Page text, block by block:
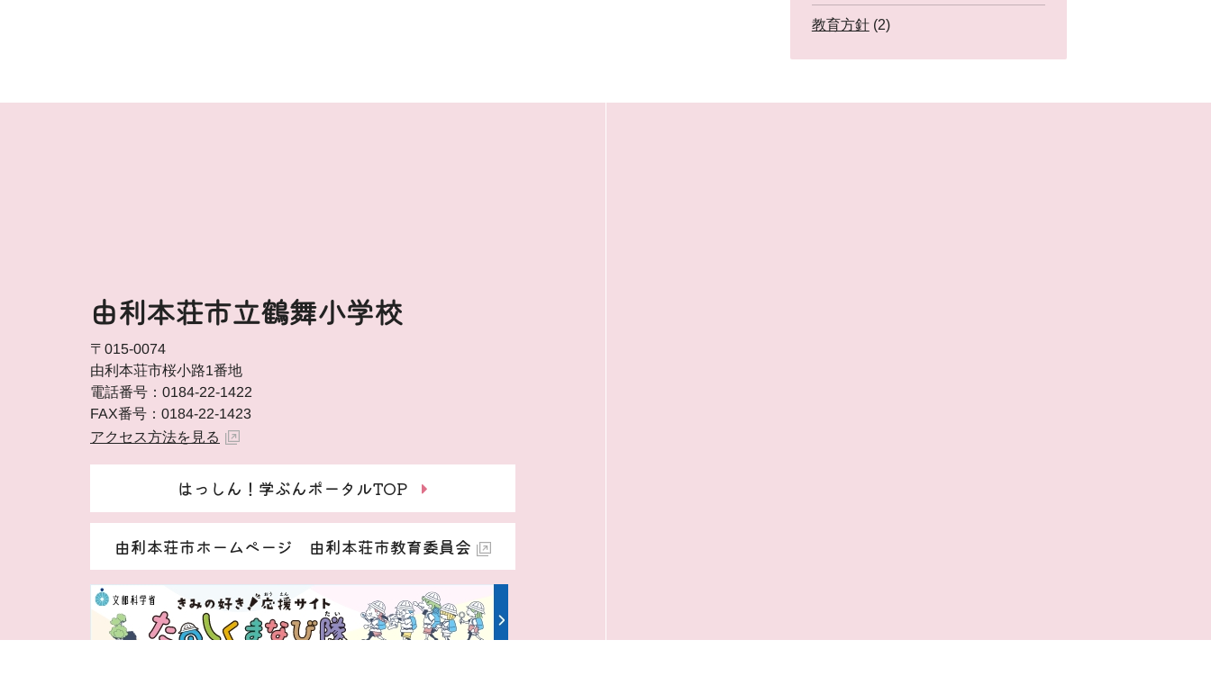
教育方針(2)
由利本荘市立鶴舞小学校
〒015-0074
由利本荘市桜小路1番地
電話番号：0184-22-1422
FAX番号：0184-22-1423
アクセス方法を見る
はっしん！学ぶんポータルTOP
由利本荘市ホームページ 由利本荘市教育委員会